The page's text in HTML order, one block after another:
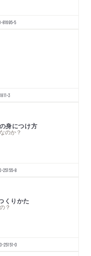
81695-5
3
身につけ方
のか？
25155-8
くりかた
？
25151-0